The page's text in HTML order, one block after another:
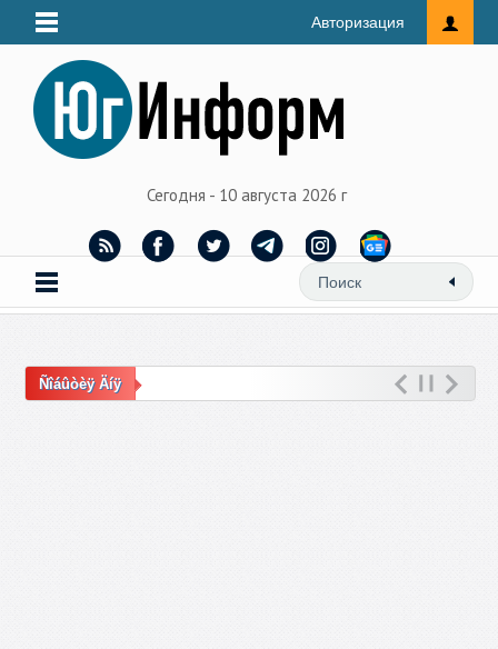
Авторизация
Сегодня - 10 августа 2026 г
Ñîáûòèÿ Äíÿ